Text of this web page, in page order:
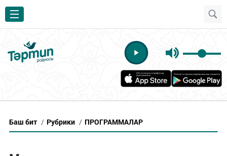
Баш бит / Рубрики / ПРОГРАММАЛАР